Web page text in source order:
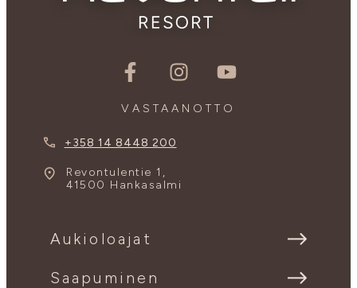
VASTAANOTTO
+358 14 8448 200
Revontulentie 1,
41500 Hankasalmi
Aukioloajat
Saapuminen